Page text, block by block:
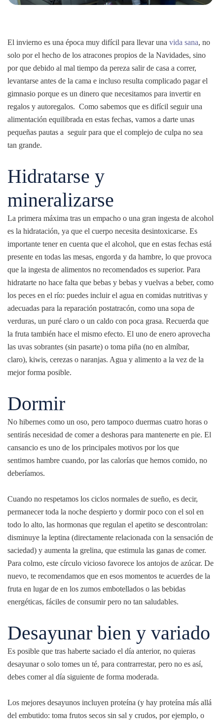
El invierno es una época muy difícil para llevar una vida sana, no
solo por el hecho de los atracones propios de la Navidades, sino
por que debido al mal tiempo da pereza salir de casa a correr,
levantarse antes de la cama e incluso resulta complicado pagar el
gimnasio porque es un dinero que necesitamos para invertir en
regalos y autoregalos. Como sabemos que es difícil seguir una
alimentación equilibrada en estas fechas, vamos a darte unas
pequeñas pautas a seguir para que el complejo de culpa no sea
tan grande.
Hidratarse y
mineralizarse
La primera máxima tras un empacho o una gran ingesta de alcohol
es la hidratación, ya que el cuerpo necesita desintoxicarse. Es
importante tener en cuenta que el alcohol, que en estas fechas está
presente en todas las mesas, engorda y da hambre, lo que provoca
que la ingesta de alimentos no recomendados es superior. Para
hidratarte no hace falta que bebas y bebas y vuelvas a beber, como
los peces en el río: puedes incluir el agua en comidas nutritivas y
adecuadas para la reparación postatracón, como una sopa de
verduras, un puré claro o un caldo con poca grasa. Recuerda que
la fruta también hace el mismo efecto. El uno de enero aprovecha
las uvas sobrantes (sin pasarte) o toma piña (no en almíbar,
claro), kiwis, cerezas o naranjas. Agua y alimento a la vez de la
mejor forma posible.
Dormir
No hibernes como un oso, pero tampoco duermas cuatro horas o
sentirás necesidad de comer a deshoras para mantenerte en pie. El
cansancio es uno de los principales motivos por los que
sentimos hambre cuando, por las calorías que hemos comido, no
deberíamos.
Cuando no respetamos los ciclos normales de sueño, es decir,
permanecer toda la noche despierto y dormir poco con el sol en
todo lo alto, las hormonas que regulan el apetito se descontrolan:
disminuye la leptina (directamente relacionada con la sensación de
saciedad) y aumenta la grelina, que estimula las ganas de comer.
Para colmo, este círculo vicioso favorece los antojos de azúcar. De
nuevo, te recomendamos que en esos momentos te acuerdes de la
fruta en lugar de en los zumos embotellados o las bebidas
energéticas, fáciles de consumir pero no tan saludables.
Desayunar bien y variado
Es posible que tras haberte saciado el día anterior, no quieras
desayunar o solo tomes un té, para contrarrestar, pero no es así,
debes comer al día siguiente de forma moderada.
Los mejores desayunos incluyen proteína (y hay proteína más allá
del embutido: toma frutos secos sin sal y crudos, por ejemplo, o